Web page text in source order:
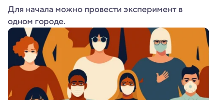
Для начала можно провести эксперимент в
одном городе.